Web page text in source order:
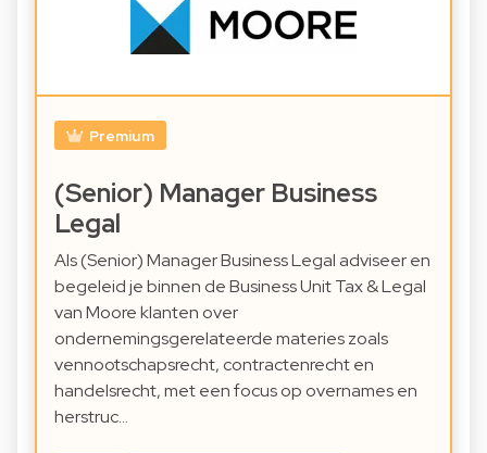
Premium
(Senior) Manager Business
Legal
Als (Senior) Manager Business Legal adviseer en
begeleid je binnen de Business Unit Tax & Legal
van Moore klanten over
ondernemingsgerelateerde materies zoals
vennootschapsrecht, contractenrecht en
handelsrecht, met een focus op overnames en
herstruc…